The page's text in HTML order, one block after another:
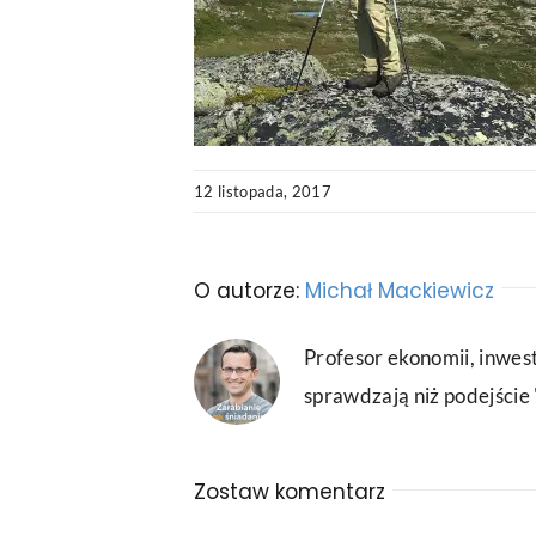
12 listopada, 2017
O autorze: Michał Mackiewicz
Profesor ekonomii,
sprawdzają niż podejście
Zostaw komentarz